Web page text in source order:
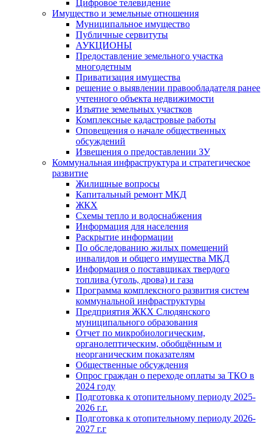
Цифровое телевидение
Имущество и земельные отношения
Муниципальное имущество
Публичные сервитуты
АУКЦИОНЫ
Предоставление земельного участка
многодетным
Приватизация имущества
решение о выявлении правообладателя ранее
учтенного объекта недвижимости
Изъятие земельных участков
Комплексные кадастровые работы
Оповещения о начале общественных
обсуждений
Извещения о предоставлении ЗУ
Коммунальная инфраструктура и стратегическое
развитие
Жилищные вопросы
Капитальный ремонт МКД
ЖКХ
Схемы тепло и водоснабжения
Информация для населения
Раскрытие информации
По обследованию жилых помещений
инвалидов и общего имущества МКД
Информация о поставщиках твердого
топлива (уголь, дрова) и газа
Программа комплексного развития систем
коммунальной инфраструктуры
Предприятия ЖКХ Слюдянского
муниципального образования
Отчет по микробиологическим,
органолептическим, обобщённым и
неорганическим показателям
Общественные обсуждения
Опрос граждан о переходе оплаты за ТКО в
2024 году
Подготовка к отопительному периоду 2025-
2026 г.г.
Подготовка к отопительному периоду 2026-
2027 г.г